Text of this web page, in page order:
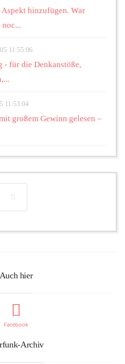
hinzufügen. War
11:55:06
- für die Denkanstöße,
11:53:04
großem Gewinn gelesen –
Auch hier
Facebook
Archiv